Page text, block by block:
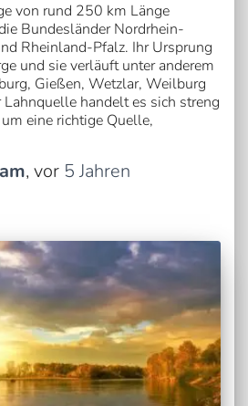
von rund 250 km Länge
Bundesländer Nordrhein-
Rheinland-Pfalz. Ihr Ursprung
und sie verläuft unter anderem
Gießen, Wetzlar, Weilburg
handelt es sich streng
eine richtige Quelle,
, vor 5 Jahren